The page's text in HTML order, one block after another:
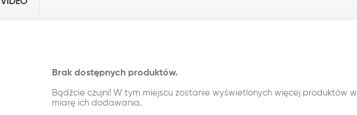
Brak dostępnych produktów.
Bądźcie czujni! W tym miejscu zostanie wyświetlonych więcej produktów w
miarę ich dodawania.